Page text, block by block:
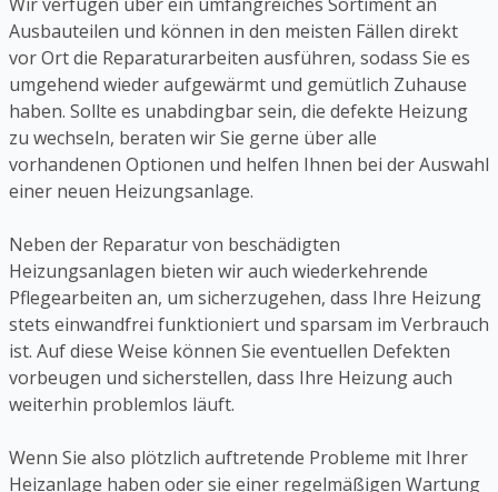
Wir verfügen über ein umfangreiches Sortiment an
Ausbauteilen und können in den meisten Fällen direkt
vor Ort die Reparaturarbeiten ausführen, sodass Sie es
umgehend wieder aufgewärmt und gemütlich Zuhause
haben. Sollte es unabdingbar sein, die defekte Heizung
zu wechseln, beraten wir Sie gerne über alle
vorhandenen Optionen und helfen Ihnen bei der Auswahl
einer neuen Heizungsanlage.
Neben der Reparatur von beschädigten
Heizungsanlagen bieten wir auch wiederkehrende
Pflegearbeiten an, um sicherzugehen, dass Ihre Heizung
stets einwandfrei funktioniert und sparsam im Verbrauch
ist. Auf diese Weise können Sie eventuellen Defekten
vorbeugen und sicherstellen, dass Ihre Heizung auch
weiterhin problemlos läuft.
Wenn Sie also plötzlich auftretende Probleme mit Ihrer
Heizanlage haben oder sie einer regelmäßigen Wartung